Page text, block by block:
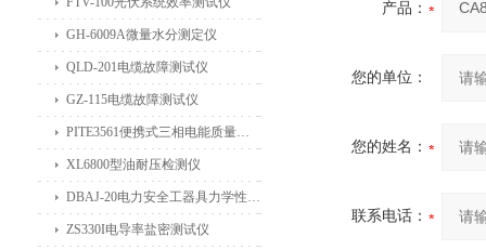
产品：
您的单位：
您的姓名：
联系电话：
GH-6009A微量水分测定仪
QLD-201电缆故障测试仪
GZ-115电缆故障测试仪
PITE3561便携式三相电能质量分析仪
XL6800型油耐压检测仪
DBAJ-20电力安全工器具力学性能试验机
ZS330I电导率盐密测试仪